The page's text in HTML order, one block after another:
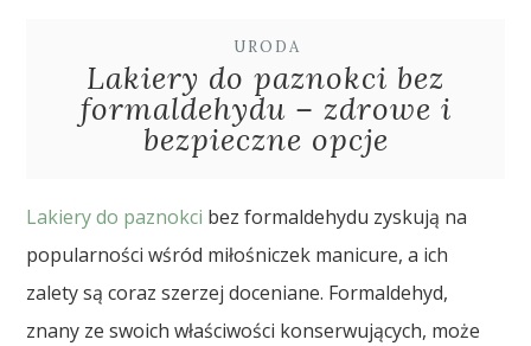
URODA
Lakiery do paznokci bez
formaldehydu – zdrowe i
bezpieczne opcje
Lakiery do paznokci bez formaldehydu zyskują na
popularności wśród miłośniczek manicure, a ich
zalety są coraz szerzej doceniane. Formaldehyd,
znany ze swoich właściwości konserwujących, może